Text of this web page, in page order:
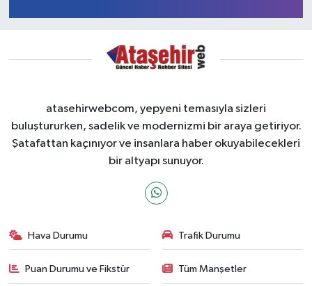
atasehirwebcom, yepyeni temasıyla sizleri
buluştururken, sadelik ve modernizmi bir araya getiriyor.
Şatafattan kaçınıyor ve insanlara haber okuyabilecekleri
bir altyapı sunuyor.
Hava Durumu Trafik Durumu
Puan Durumu ve Fikstür Tüm Manşetler